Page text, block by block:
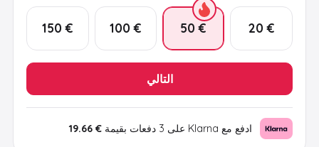
€ 20
€ 50
€ 100
€ 150
التالي
ادفع مع Klarna على 3 دفعات بقيمة € 19.66